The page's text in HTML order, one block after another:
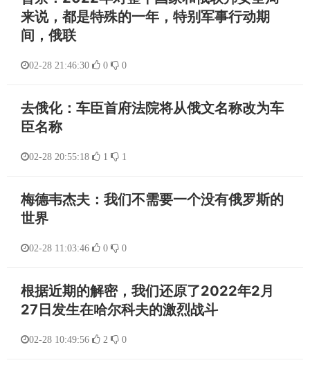
来说，都是特殊的一年，特别军事行动期
间，俄联
02-28 21:46:30 0 0
去俄化：车臣首府法院将从俄文名称改为车
臣名称
02-28 20:55:18 1 1
梅德韦杰夫：我们不需要一个没有俄罗斯的
世界
02-28 11:03:46 0 0
根据近期的解密，我们还原了2022年2月
27日发生在哈尔科夫的激烈战斗
02-28 10:49:56 2 0